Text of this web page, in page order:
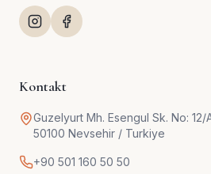
Kontakt
Guzelyurt Mh. Esengul Sk. No: 12/
50100 Nevsehir / Turkiye
+90 501 160 50 50